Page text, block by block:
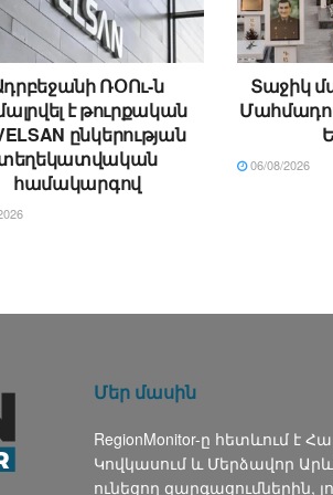
ՌՕՈւ-ն
է թուրքական
ընկերության
համակարգով
Տաջիկ
06/08/2026
Մեր մասին
RegionMonitor-ը հետևում է
Կովկասում և Մերձավոր
ունեցող զարգացումներին,